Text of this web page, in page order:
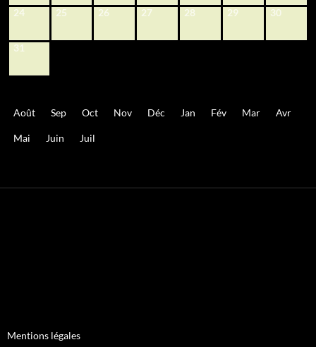
24 25 26 27 28 29 30
31
Août Sep Oct Nov Déc Jan Fév Mar Avr
Mai Juin Juil
Mentions légales